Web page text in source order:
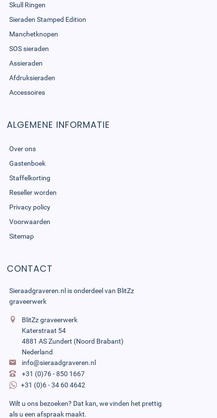
Skull Ringen
Sieraden Stamped Edition
Manchetknopen
SOS sieraden
Assieraden
Afdruksieraden
Accessoires
ALGEMENE INFORMATIE
Over ons
Gastenboek
Staffelkorting
Reseller worden
Privacy policy
Voorwaarden
Sitemap
CONTACT
Sieraadgraveren.nl is onderdeel van BlitZz
graveerwerk
BlitZz graveerwerk
Katerstraat 54
4881 AS Zundert (Noord Brabant)
Nederland
info@sieraadgraveren.nl
+31 (0)76 - 850 1667
+31 (0)6 - 34 60 4642
Wilt u ons bezoeken? Dat kan, we vinden het prettig
als u een afspraak maakt.